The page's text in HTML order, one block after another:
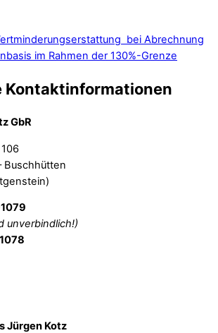
bei Abrechnung
im Rahmen der 130%-Grenze
Kontaktinformationen
GbR
Buschhütten
unverbindlich!)
Jürgen Kotz